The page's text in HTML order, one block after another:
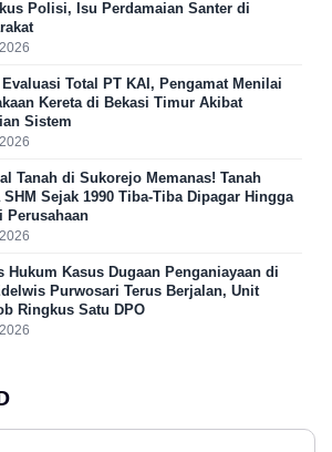
Polisi, Isu Perdamaian Santer di
Evaluasi Total PT KAI, Pengamat Menilai
Kereta di Bekasi Timur Akibat
Sistem
Tanah di Sukorejo Memanas! Tanah
SHM Sejak 1990 Tiba-Tiba Dipagar Hingga
Perusahaan
Hukum Kasus Dugaan Penganiayaan di
Purwosari Terus Berjalan, Unit
Ringkus Satu DPO